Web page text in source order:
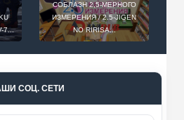
7...
СОБЛАЗН 2,5-МЕРНОГО
ИЗМЕРЕНИЯ / 2.5-JIGEN
NO RIRISA...
СОЦ. СЕТИ